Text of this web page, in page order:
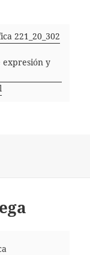
221_20_302
expresión y